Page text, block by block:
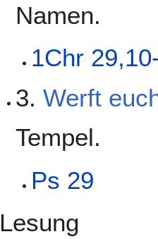
Namen.
1Chr
3. Werft
Tempel.
Ps 29
Lesung